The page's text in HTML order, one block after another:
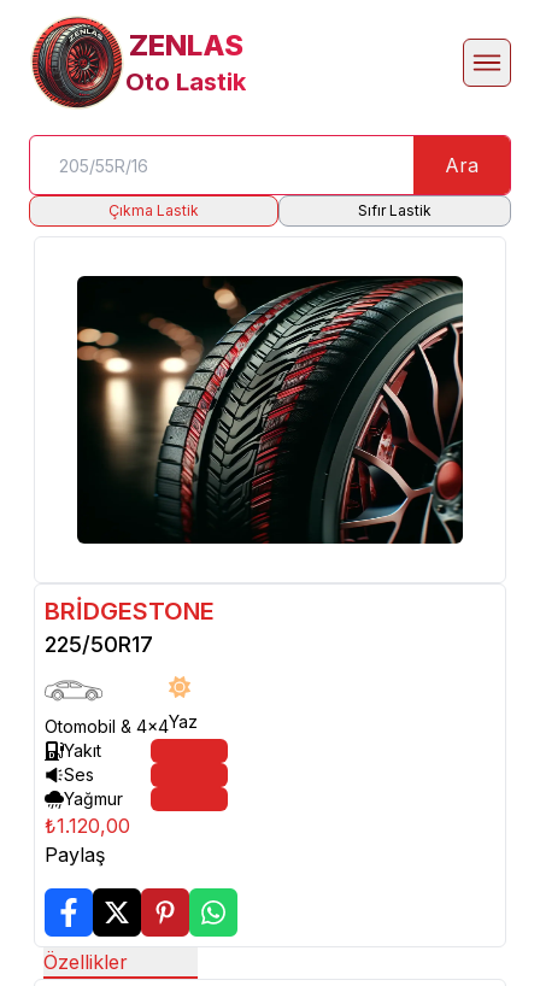
ZENLAS
Oto Lastik
Ara
Çıkma Lastik Sıfır Lastik
BRİDGESTONE
225/50R17
Otomobil & 4x4Yaz
Yakıt
Ses
Yağmur
₺1.120,00
Paylaş
Özellikler